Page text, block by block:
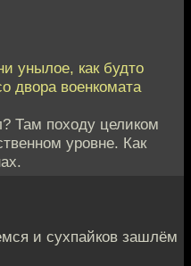
унылое, как будто
двора военкомата
Там походу целиком
уровне. Как
и сухпайков зашлём